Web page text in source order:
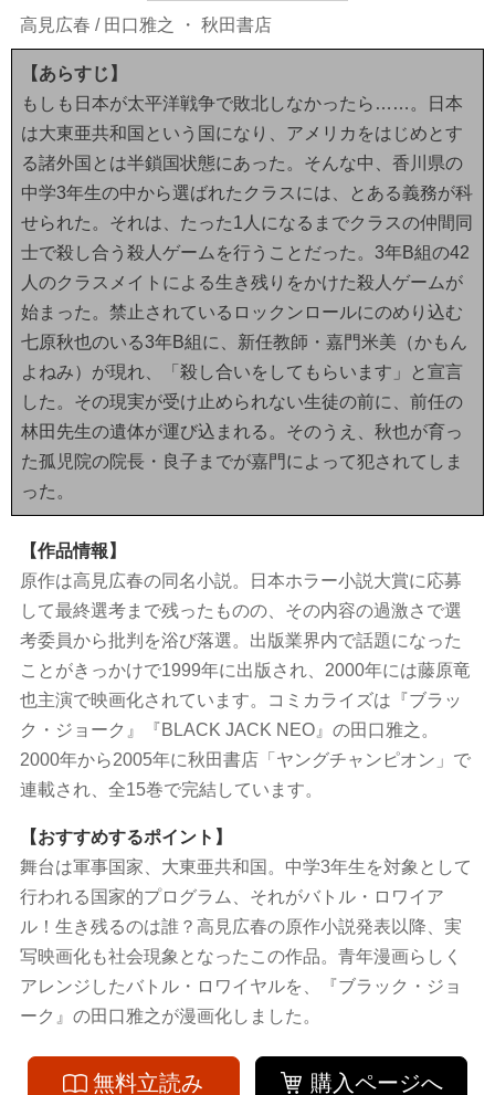
高見広春 / 田口雅之 ・ 秋田書店
【あらすじ】
もしも日本が太平洋戦争で敗北しなかったら……。日本
は大東亜共和国という国になり、アメリカをはじめとす
る諸外国とは半鎖国状態にあった。そんな中、香川県の
中学3年生の中から選ばれたクラスには、とある義務が科
せられた。それは、たった1人になるまでクラスの仲間同
士で殺し合う殺人ゲームを行うことだった。3年B組の42
人のクラスメイトによる生き残りをかけた殺人ゲームが
始まった。禁止されているロックンロールにのめり込む
七原秋也のいる3年B組に、新任教師・嘉門米美（かもん
よねみ）が現れ、「殺し合いをしてもらいます」と宣言
した。その現実が受け止められない生徒の前に、前任の
林田先生の遺体が運び込まれる。そのうえ、秋也が育っ
た孤児院の院長・良子までが嘉門によって犯されてしま
った。
【作品情報】
原作は高見広春の同名小説。日本ホラー小説大賞に応募
して最終選考まで残ったものの、その内容の過激さで選
考委員から批判を浴び落選。出版業界内で話題になった
ことがきっかけで1999年に出版され、2000年には藤原竜
也主演で映画化されています。コミカライズは『ブラッ
ク・ジョーク』『BLACK JACK NEO』の田口雅之。
2000年から2005年に秋田書店「ヤングチャンピオン」で
連載され、全15巻で完結しています。
【おすすめするポイント】
舞台は軍事国家、大東亜共和国。中学3年生を対象として
行われる国家的プログラム、それがバトル・ロワイア
ル！生き残るのは誰？高見広春の原作小説発表以降、実
写映画化も社会現象となったこの作品。青年漫画らしく
アレンジしたバトル・ロワイヤルを、『ブラック・ジョ
ーク』の田口雅之が漫画化しました。
無料立読み 購入ページへ